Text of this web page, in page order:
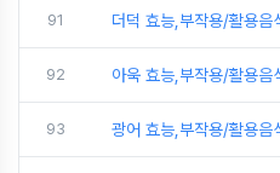
91 더덕 효능,부작용/활용음
92 아욱 효능,부작용/활용음
93 광어 효능,부작용/활용음